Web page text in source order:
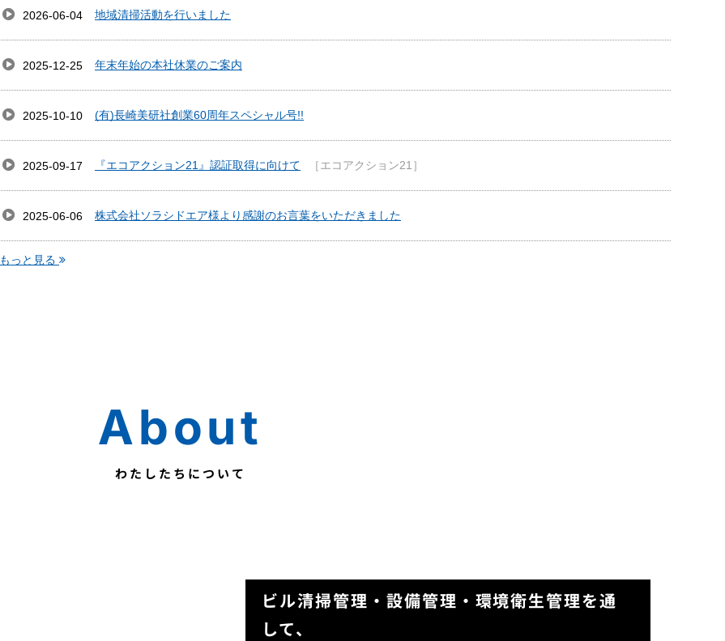
2026-06-04 地域清掃活動を行いました
2025-12-25 年末年始の本社休業のご案内
2025-10-10 (有)長崎美研社創業60周年スペシャル号!!
2025-09-17 『エコアクション21』認証取得に向けて ［エコアクション21］
2025-06-06 株式会社ソラシドエア様より感謝のお言葉をいただきました
もっと見る
About
わたしたちについて
ビル清掃管理・設備管理・環境衛生管理を通
して、